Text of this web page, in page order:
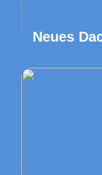
Neues